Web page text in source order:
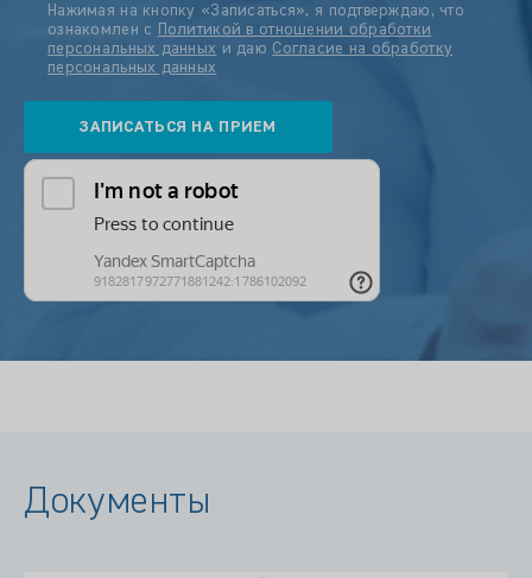
Нажимая на кнопку «Записаться», я подтверждаю, что
ознакомлен с Политикой в отношении обработки
персональных данных и даю Согласие на обработку
персональных данных
Документы